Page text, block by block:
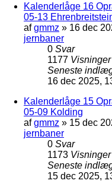
Kalenderlåge 16
05-13
afgmmz » 16 dec
jernbaner
0 Svar
1177 Visninger
Seneste
16 dec 2025,
Kalenderlåge 15
05-09 Kolding
afgmmz » 15 dec
jernbaner
0 Svar
1173 Visninger
Seneste
15 dec 2025,